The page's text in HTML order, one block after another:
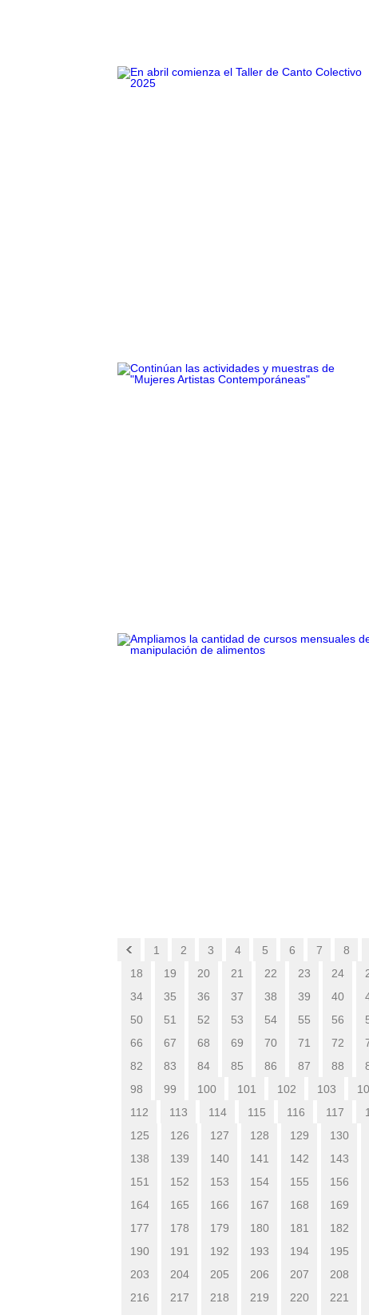
1 2 3 4 5 6 7 8
18
19 20 21 22 23 24
34
35 36 37 38 39 40
50
51 52 53 54 55 56
66
67 68 69 70 71 72
82
83 84 85 86 87 88
98
99 100 101 102 103
112
113 114 115 116 117
125
126 127 128 129 130
138
139 140 141 142 143
151
152 153 154 155 156
164
165 166 167 168 169
177
178 179 180 181 182
190
191 192 193 194 195
203
204 205 206 207 208
216
217 218 219 220 221